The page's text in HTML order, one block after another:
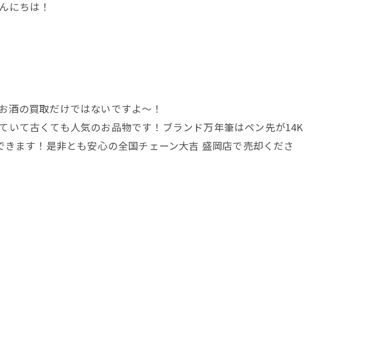
ちは！
の買取だけではないですよ～！
て古くても人気のお品物です！ブランド万年筆はペン先が14K
ます！是非とも安心の全国チェーン大吉 盛岡店で売却くださ